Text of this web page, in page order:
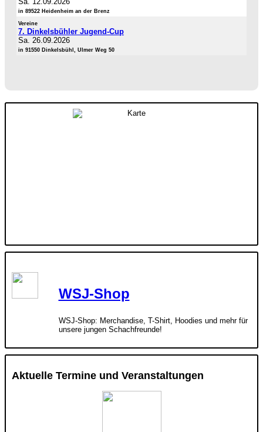
in 89522 Heidenheim an der Brenz
Vereine
7. Dinkelsbühler Jugend-Cup
Sa. 26.09.2026
in 91550 Dinkelsbühl, Ulmer Weg 50
WSJ-Shop
WSJ-Shop: Merchandise, T-Shirt, Hoodies und mehr für
unsere jungen Schachfreunde!
Aktuelle Termine und Veranstaltungen